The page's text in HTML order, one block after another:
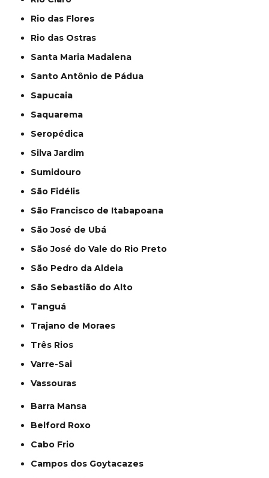
Rio das Flores
Rio das Ostras
Santa Maria Madalena
Santo Antônio de Pádua
Sapucaia
Saquarema
Seropédica
Silva Jardim
Sumidouro
São Fidélis
São Francisco de Itabapoana
São José de Ubá
São José do Vale do Rio Preto
São Pedro da Aldeia
São Sebastião do Alto
Tanguá
Trajano de Moraes
Três Rios
Varre-Sai
Vassouras
Barra Mansa
Belford Roxo
Cabo Frio
Campos dos Goytacazes